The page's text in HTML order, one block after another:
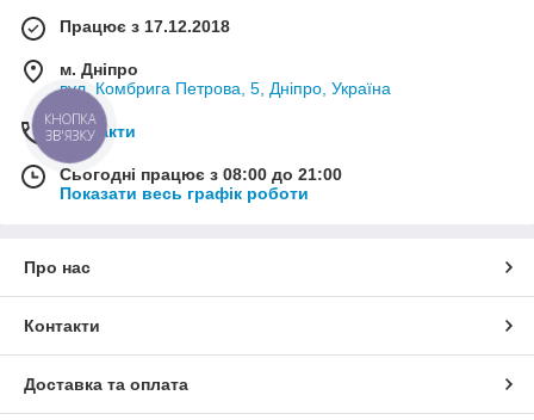
Працює з 17.12.2018
м. Дніпро
вул. Комбрига Петрова, 5, Дніпро, Україна
Контакти
Сьогодні працює з 08:00 до 21:00
Показати весь графік роботи
Про нас
Контакти
Доставка та оплата
КНОПКА
ЗВ'ЯЗКУ